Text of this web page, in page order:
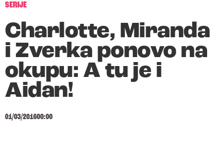
SERIJE
Charlotte, Miranda
i Zverka ponovo na
okupu: A tu je i
Aidan!
01/03/201600:00